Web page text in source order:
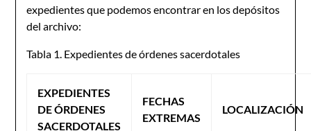
expedientes que podemos encontrar en los depósitos
del archivo:
Tabla 1. Expedientes de órdenes sacerdotales
EXPEDIENTES
DE ÓRDENES
SACERDOTALES
FECHAS
EXTREMAS
LOCALIZACIÓN